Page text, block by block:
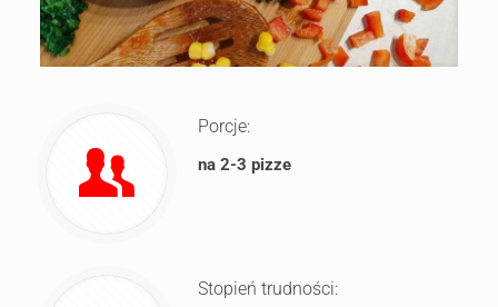
Porcje:
na 2-3 pizze
Stopień trudności: